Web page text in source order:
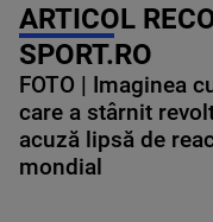
ARTICOL
SPORT.RO
FOTO | Imaginea
care a stârnit
acuză lipsă de
mondial